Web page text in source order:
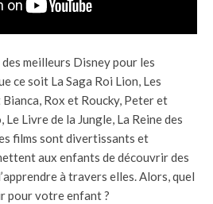
meilleurs Disney pour les
ce soit La Saga Roi Lion, Les
Rox et Roucky, Peter et
Livre de la Jungle, La Reine des
films sont divertissants et
aux enfants de découvrir des
à travers elles. Alors, quel
pour votre enfant ?